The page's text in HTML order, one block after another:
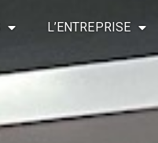
L’ENTREPRISE